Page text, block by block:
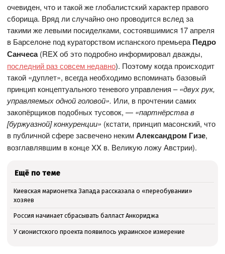
очевиден, что и такой же глобалистский характер правого
сборища. Вряд ли случайно оно проводится вслед за
такими же левыми посиделками, состоявшимися 17 апреля
в Барселоне под кураторством испанского премьера Педро
Санчеса(REX об это подробно информировал дважды,
последний раз совсем недавно). Поэтому когда происходит
такой «дуплет», всегда необходимо вспоминать базовый
принцип концептуального теневого управления –«двух рук,
управляемых одной головой». Или, в прочтении самих
закопёрщиков подобных тусовок, — «партнёрства в
[буржуазной] конкуренции» (кстати, принцип масонский, что
в публичной сфере засвечено некимАлександром Гизе,
возглавлявшим в конце XX в. Великую ложу Австрии).
Ещё по теме
Киевская марионетка Запада рассказала о «переобувании»
хозяев
Россия начинает сбрасывать балласт Анкориджа
У сионистского проекта появилось украинское измерение